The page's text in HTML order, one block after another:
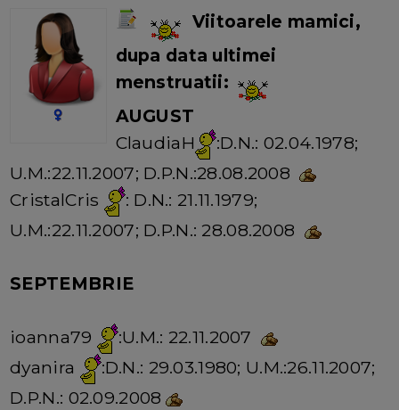
Viitoarele mamici,
dupa data ultimei
menstruatii:
AUGUST
ClaudiaH
:D.N.: 02.04.1978;
U.M.:22.11.2007; D.P.N.:28.08.2008
CristalCris
: D.N.: 21.11.1979;
U.M.:22.11.2007; D.P.N.: 28.08.2008
SEPTEMBRIE
ioanna79
:U.M.: 22.11.2007
dyanira
:D.N.: 29.03.1980; U.M.:26.11.2007;
D.P.N.: 02.09.2008